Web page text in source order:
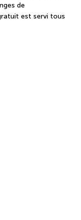
de
est servi tous